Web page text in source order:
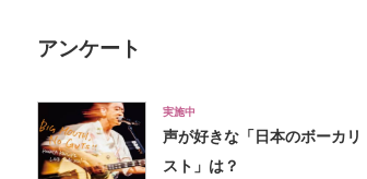
アンケート
実施中
声が好きな「日本のボーカリ
スト」は？